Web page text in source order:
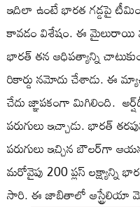
ఇదిలా ఉంటే భారత గడ్డపై
కావడం విశేషం. ఈ మైలురాయి
భారత్ తన ఆధిపత్యాన్ని
రికార్డు నమోదు చేశాడు. ఈ
చేదు జ్ఞాపకంగా మిగిలింది.
పరుగులు ఇచ్చాడు. భారత్
పరుగులు ఇచ్చిన బౌలర్‌గా ఆయన
మరోవైపు 200 ప్లస్
సారి. ఈ జాబితాలో ఆస్ట్రేలియా